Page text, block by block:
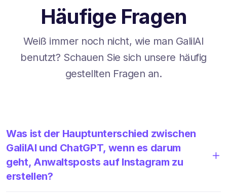
Häufige Fragen
Weiß immer noch nicht, wie man GalilAI
benutzt? Schauen Sie sich unsere häufig
gestellten Fragen an.
Was ist der Hauptunterschied zwischen
GalilAI und ChatGPT, wenn es darum
geht, Anwaltsposts auf Instagram zu
erstellen?